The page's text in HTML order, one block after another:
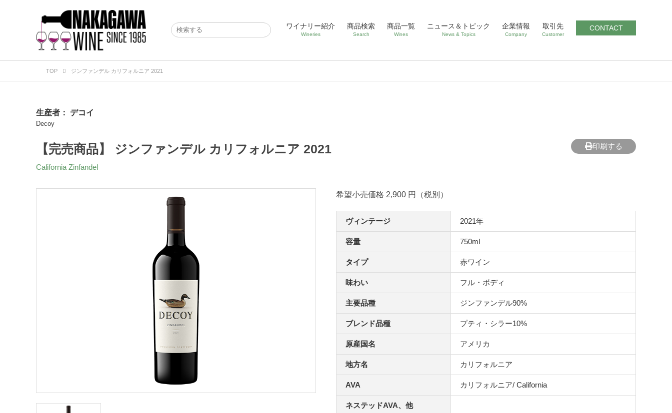
ワイナリー紹介
Wineries
商品検索
Search
商品一覧
Wines
ニュース＆トピック
News & Topics
企業情報
Company
取引先
Customer
CONTACT
TOP ジンファンデル カリフォルニア 2021
生産者： デコイ
Decoy
印刷する
【完売商品】 ジンファンデル カリフォルニア 2021
California Zinfandel
希望小売価格 2,900 円（税別）
ヴィンテージ 2021年
容量 750ml
タイプ 赤ワイン
味わい フル・ボディ
主要品種 ジンファンデル90%
ブレンド品種 プティ・シラー10%
原産国名 アメリカ
地方名 カリフォルニア
AVA カリフォルニア/ California
ネステッドAVA、他